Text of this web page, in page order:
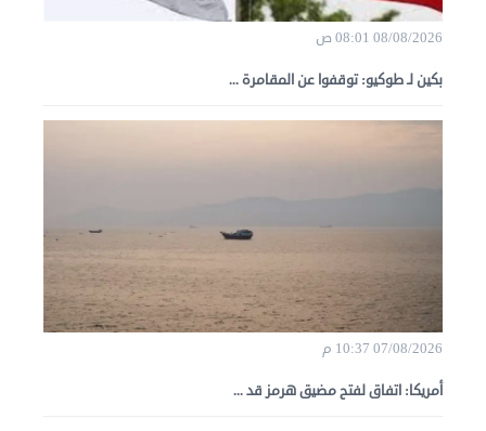
08/08/2026 08:01 ص
بكين لـ طوكيو: توقفوا عن المقامرة ...
07/08/2026 10:37 م
أمريكا: اتفاق لفتح مضيق هرمز قد ...